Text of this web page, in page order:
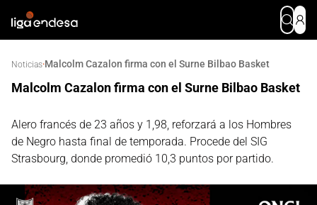
Noticias·Malcolm Cazalon firma con el Surne Bilbao Basket
Malcolm Cazalon firma con el Surne Bilbao Basket
Alero francés de 23 años y 1,98, reforzará a los Hombres
de Negro hasta final de temporada. Procede del SIG
Strasbourg, donde promedió 10,3 puntos por partido.